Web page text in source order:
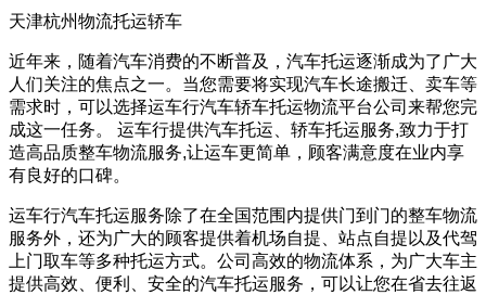
天津杭州物流托运轿车
近年来，随着汽车消费的不断普及，汽车托运逐渐成为了广大
人们关注的焦点之一。当您需要将实现汽车长途搬迁、卖车等
需求时，可以选择运车行汽车轿车托运物流平台公司来帮您完
成这一任务。 运车行提供汽车托运、轿车托运服务,致力于打
造高品质整车物流服务,让运车更简单，顾客满意度在业内享
有良好的口碑。
运车行汽车托运服务除了在全国范围内提供门到门的整车物流
服务外，还为广大的顾客提供着机场自提、站点自提以及代驾
上门取车等多种托运方式。公司高效的物流体系，为广大车主
提供高效、便利、安全的汽车托运服务，可以让您在省去往返